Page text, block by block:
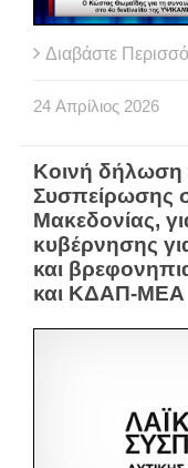
Διαβάστε
24 Απρίλιος 2026
Κοινή δήλωση
Συσπείρωσης
Μακεδονίας,
κυβέρνησης
και
και ΚΔΑΠ-ΜΕΑ